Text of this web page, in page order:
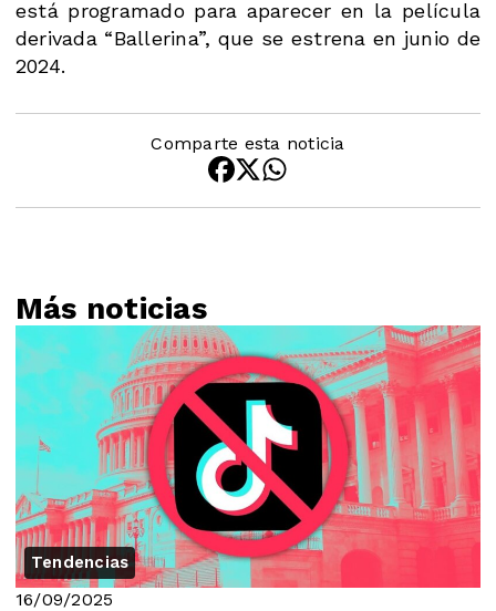
está programado para aparecer en la película
derivada “Ballerina”, que se estrena en junio de
2024.
Comparte esta noticia
Más noticias
Tendencias
16/09/2025